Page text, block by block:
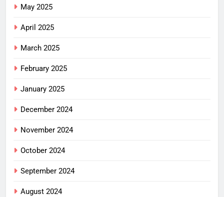
May 2025
April 2025
March 2025
February 2025
January 2025
December 2024
November 2024
October 2024
September 2024
August 2024